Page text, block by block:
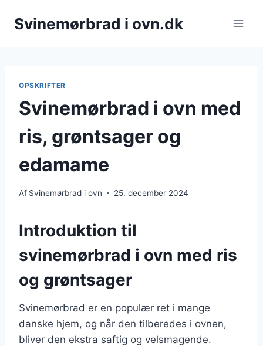
Svinemørbrad i ovn.dk
OPSKRIFTER
Svinemørbrad i ovn med
ris, grøntsager og
edamame
Af Svinemørbrad i ovn 25. december 2024
Introduktion til
svinemørbrad i ovn med ris
og grøntsager
Svinemørbrad er en populær ret i mange
danske hjem, og når den tilberedes i ovnen,
bliver den ekstra saftig og velsmagende.